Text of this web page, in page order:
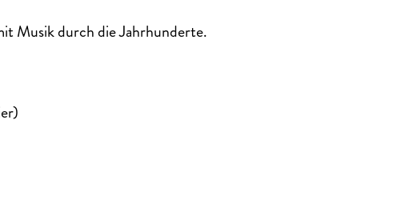
Musik durch die Jahrhunderte.